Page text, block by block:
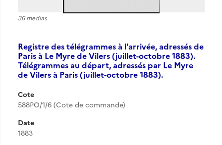
36 medias
Registre des télégrammes à l'arrivée, adressés de
Paris à Le Myre de Vilers (juillet-octobre 1883).
Télégrammes au départ, adressés par Le Myre
de Vilers à Paris (juillet-octobre 1883).
Cote
588PO/1/6 (Cote de commande)
Date
1883